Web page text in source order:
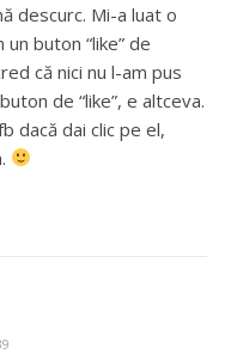
descurc. Mi-a luat o
buton “like” de
că nici nu l-am pus
de “like”, e altceva.
dacă dai clic pe el,